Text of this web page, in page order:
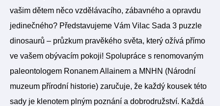
vašim dětem něco vzdělávacího, zábavného a opravdu
jedinečného? Představujeme Vám Vilac Sada 3 puzzle
dinosaurů – průzkum pravěkého světa, který ožívá přímo
ve vašem obývacím pokoji! Spolupráce s renomovaným
paleontologem Ronanem Allainem a MNHN (Národní
muzeum přírodní historie) zaručuje, že každý kousek této
sady je klenotem plným poznání a dobrodružství. Každá